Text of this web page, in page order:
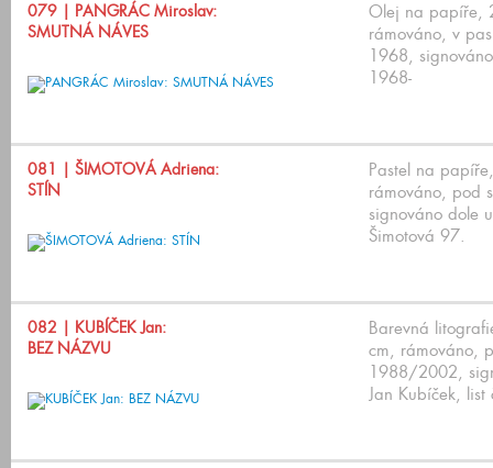
079 | PANGRÁC Miroslav:
SMUTNÁ NÁVES
Olej na papíře,
rámováno, v
1968,
1968-
081 | ŠIMOTOVÁ Adriena:
STÍN
Pastel na
rámováno, pod
signováno dole
Šimotová 97.
082 | KUBÍČEK Jan:
BEZ NÁZVU
Barevná
cm, rámováno,
1988/2002,
Jan Kubíček,